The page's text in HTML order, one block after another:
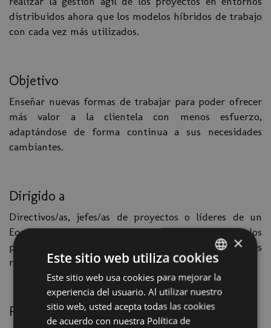
distribuidos ahora que los modelos híbridos de trabajo
con cada vez más utilizados.
Objetivo
Enseñar nuevas formas de trabajar para poder ofrecer
más valor a la clientela con menos esfuerzo,
adaptándose de forma continua a sus necesidades
cambiantes.
Dirigido a
Directivos/as, jefes/as de proyectos o líderes de un
Equipo que quieran aprender técnicas para liderar los
proyectos, reducir su incertidumbre y generar mejores
resultados en el corto plazo.
Programa
SPANISH
BASQUE
×
Este sitio web utiliza cookies
Este sitio web usa cookies para mejorar la
experiencia del usuario. Al utilizar nuestro
sitio web, usted acepta todas las cookies
de acuerdo con nuestra Política de